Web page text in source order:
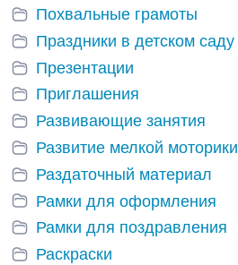
Похвальные грамоты
Праздники в детском саду
Презентации
Приглашения
Развивающие занятия
Развитие мелкой моторики
Раздаточный материал
Рамки для оформления
Рамки для поздравления
Раскраски